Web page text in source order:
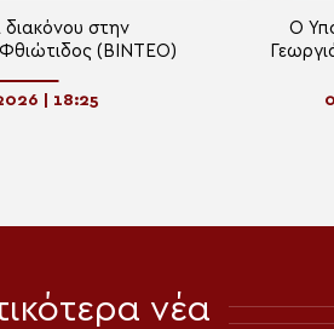
διακόνου στην
(ΒΙΝΤΕΟ)
| 18:25
Ο
νέα